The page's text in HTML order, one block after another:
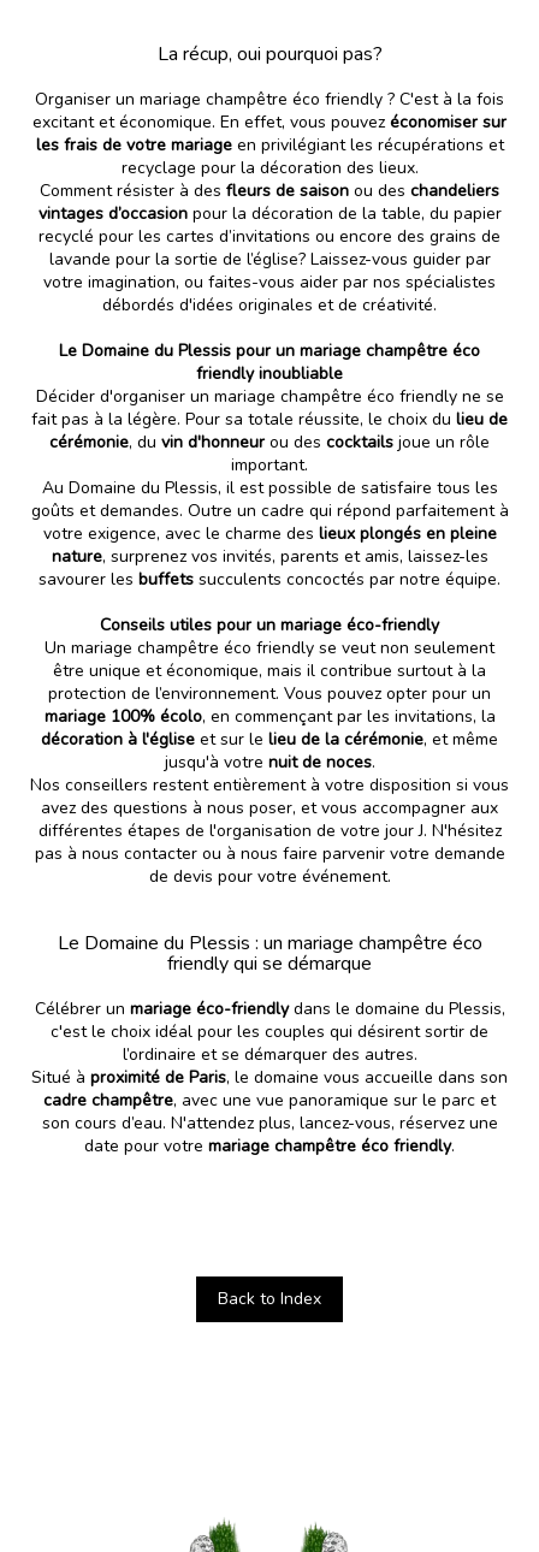
La récup, oui pourquoi pas?
Organiser un mariage champêtre éco friendly ? C'est à la fois
excitant et économique. En effet, vous pouvez économiser sur
les frais de votre mariageen privilégiant les récupérations et
recyclage pour la décoration des lieux.
Comment résister à des fleurs de saison ou des chandeliers
vintages d’occasion pour la décoration de la table, du papier
recyclé pour les cartes d’invitations ou encore des grains de
lavande pour la sortie de l’église? Laissez-vous guider par
votre imagination, ou faites-vous aider par nos spécialistes
débordés d'idées originales et de créativité.
Le Domaine du Plessis pour un mariage champêtre éco
friendly inoubliable
Décider d'organiser un mariage champêtre éco friendly ne se
fait pas à la légère. Pour sa totale réussite, le choix du lieu de
cérémonie, du vin d'honneurou des cocktails joue un rôle
important.
Au Domaine du Plessis, il est possible de satisfaire tous les
goûts et demandes. Outre un cadre qui répond parfaitement à
votre exigence, avec le charme des lieux plongés en pleine
nature, surprenez vos invités, parents et amis, laissez-les
savourer les buffets succulents concoctés par notre équipe.
Conseils utiles pour un mariage éco-friendly
Un mariage champêtre éco friendly se veut non seulement
être unique et économique, mais il contribue surtout à la
protection de l’environnement. Vous pouvez opter pour un
mariage 100% écolo, en commençant par les invitations, la
décoration à l'église et sur le lieu de la cérémonie, et même
jusqu'à votre nuit de noces.
Nos conseillers restent entièrement à votre disposition si vous
avez des questions à nous poser, et vous accompagner aux
différentes étapes de l'organisation de votre jour J. N'hésitez
pas à nous contacter ou à nous faire parvenir votre demande
de devis pour votre événement.
Le Domaine du Plessis : un mariage champêtre éco
friendly qui se démarque
Célébrer un mariage éco-friendlydans le domaine du Plessis,
c'est le choix idéal pour les couples qui désirent sortir de
l’ordinaire et se démarquer des autres.
Situé à proximité de Paris, le domaine vous accueille dans son
cadre champêtre, avec une vue panoramique sur le parc et
son cours d’eau. N'attendez plus, lancez-vous, réservez une
date pour votre mariage champêtre éco friendly.
Back to Index